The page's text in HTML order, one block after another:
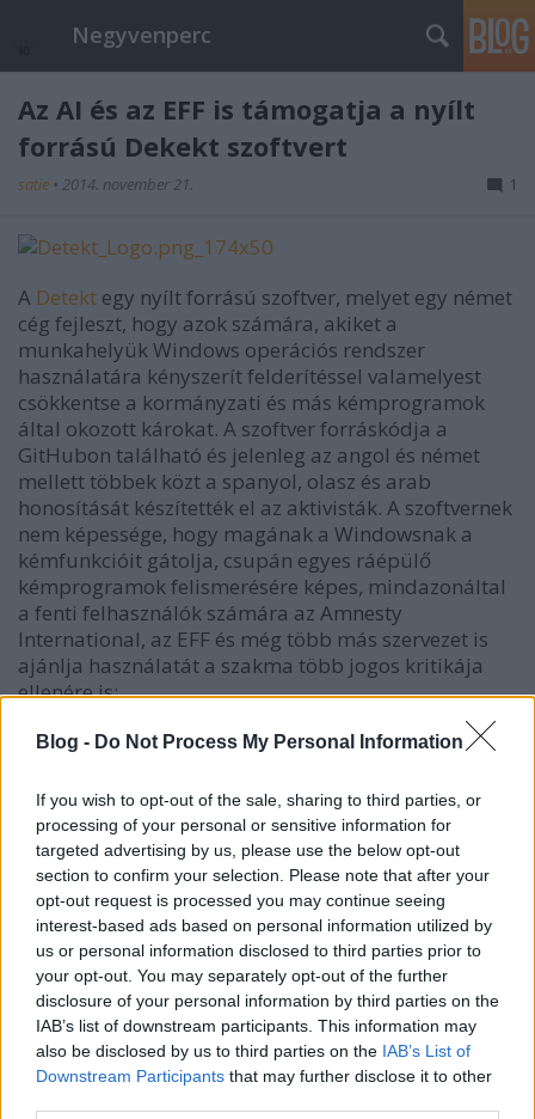
Blog - Do Not Process My Personal Information
If you wish to opt-out of the sale, sharing to third parties, or
processing of your personal or sensitive information for
targeted advertising by us, please use the below opt-out
section to confirm your selection. Please note that after your
opt-out request is processed you may continue seeing
interest-based ads based on personal information utilized by
us or personal information disclosed to third parties prior to
your opt-out. You may separately opt-out of the further
disclosure of your personal information by third parties on the
IAB’s list of downstream participants. This information may
also be disclosed by us to third parties on the IAB’s List of
Downstream Participants that may further disclose it to other
Negyvenperc
Az AI és az EFF is támogatja a nyílt
forrású Dekekt szoftvert
satie • 2014. november 21. 1
A Detekt egy nyílt forrású szoftver, melyet egy német
cég fejleszt, hogy azok számára, akiket a
munkahelyük Windows operációs rendszer
használatára kényszerít felderítéssel valamelyest
csökkentse a kormányzati és más kémprogramok
által okozott károkat. A szoftver forráskódja a
GitHubon található és jelenleg az angol és német
mellett többek közt a spanyol, olasz és arab
honosítását készítették el az aktivisták. A szoftvernek
nem képessége, hogy magának a Windowsnak a
kémfunkcióit gátolja, csupán egyes ráépülő
kémprogramok felismerésére képes, mindazonáltal
a fenti felhasználók számára az Amnesty
International, az EFF és még több más szervezet is
ajánlja használatát a szakma több jogos kritikája
ellenére is:
http://yro.slashdot.org/story/14/11/20/2134221/
international-releases-tool-to-combat-government-
Az 1.2-es verzió forráskódja itt:
https://github.com/botherder/detekt/archive/
érhető el.
Címkék:kritika szabadságjogok kémprogram jogsértés
Amnesty International